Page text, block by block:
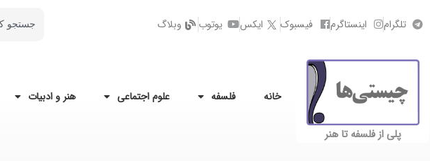
تلگرام اینستاگرم فیسبوک ایکس یوتوب وبلاگ
پلی از فلسفه تا هنر
خانه فلسفه علوم اجتماعی هنر و ادبیات